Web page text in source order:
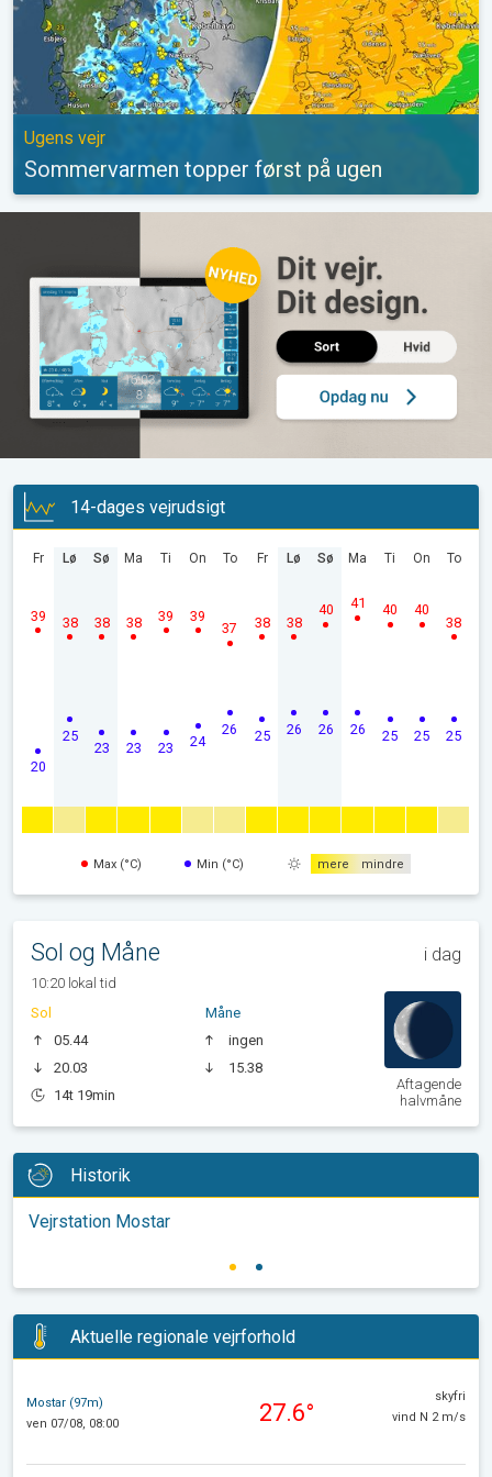
Ugens vejr
Sommervarmen topper først på ugen
14-dages vejrudsigt
Fr
20
39
Lø
25
38
Sø
23
38
Ma
23
38
Ti
23
39
On
24
39
To
26
37
Fr
25
38
Lø
26
38
Sø
26
40
Ma
26
41
Ti
25
40
On
25
40
To
25
38
Max (°C) Min (°C) mere mindre
Sol og Måne i dag
10:20 lokal tid
Sol
05.44
20.03
14t 19min
Måne
ingen
15.38
Aftagende
halvmåne
Historik
Vejrstation Mostar
Aktuelle regionale vejrforhold
Mostar (97m)
ven 07/08, 08:00
27.6°
skyfri
vind N 2 m/s